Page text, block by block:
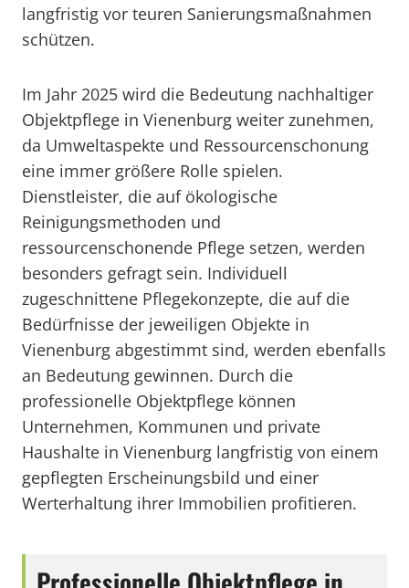
langfristig vor teuren Sanierungsmaßnahmen
schützen.
Im Jahr 2025 wird die Bedeutung nachhaltiger
Objektpflege in Vienenburg weiter zunehmen,
da Umweltaspekte und Ressourcenschonung
eine immer größere Rolle spielen.
Dienstleister, die auf ökologische
Reinigungsmethoden und
ressourcenschonende Pflege setzen, werden
besonders gefragt sein. Individuell
zugeschnittene Pflegekonzepte, die auf die
Bedürfnisse der jeweiligen Objekte in
Vienenburg abgestimmt sind, werden ebenfalls
an Bedeutung gewinnen. Durch die
professionelle Objektpflege können
Unternehmen, Kommunen und private
Haushalte in Vienenburg langfristig von einem
gepflegten Erscheinungsbild und einer
Werterhaltung ihrer Immobilien profitieren.